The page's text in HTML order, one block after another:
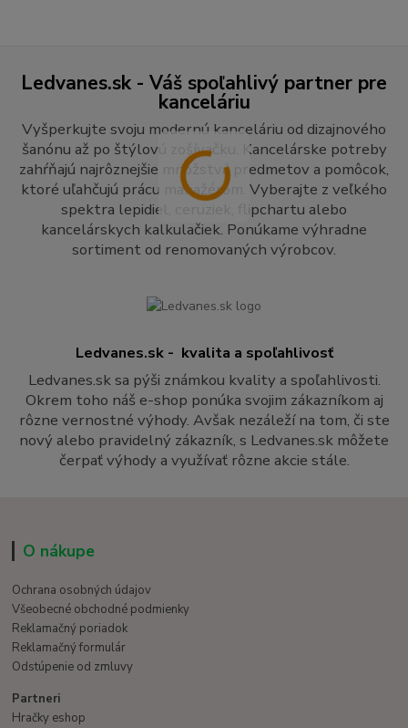
Ledvanes.sk - Váš spoľahlivý partner pre
kanceláriu
Vyšperkujte svoju modernú kanceláriu od dizajnového
šanónu až po štýlovú zošívačku. Kancelárske potreby
zahŕňajú najrôznejšie množstvá predmetov a pomôcok,
ktoré uľahčujú prácu manažérom. Vyberajte z veľkého
spektra lepidiel, ceruziek, flipchartu alebo
kancelárskych kalkulačiek. Ponúkame výhradne
sortiment od renomovaných výrobcov.
Ledvanes.sk - kvalita a spoľahlivosť
Ledvanes.sk sa pýši známkou kvality a spoľahlivosti.
Okrem toho náš e-shop ponúka svojim zákazníkom aj
rôzne vernostné výhody. Avšak nezáleží na tom, či ste
nový alebo pravidelný zákazník, s Ledvanes.sk môžete
čerpať výhody a využívať rôzne akcie stále.
O nákupe
Ochrana osobných údajov
Všeobecné obchodné podmienky
Reklamačný poriadok
Reklamačný formulár
Odstúpenie od zmluvy
Partneri
Hračky eshop